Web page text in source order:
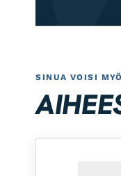
SINUA VOISI